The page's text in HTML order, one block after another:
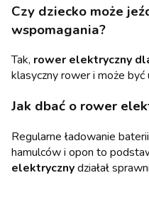
Czy dziecko może
wspomagania?
Tak, rower elektryczny
klasyczny rower i może
Jak dbać o rower
Regularne ładowanie
hamulców i opon to
elektrycznydziałał